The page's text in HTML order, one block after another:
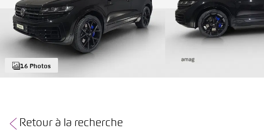
16 Photos
Retour à la recherche